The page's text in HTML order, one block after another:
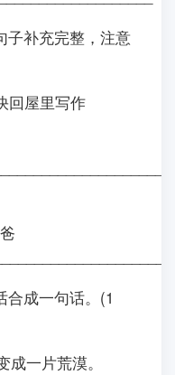
子补充完整，注意
回屋里写作
合成一句话。(1
变成一片荒漠。